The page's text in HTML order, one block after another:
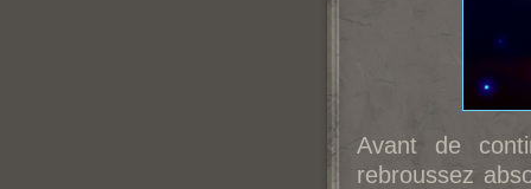
Avant de
rebroussez